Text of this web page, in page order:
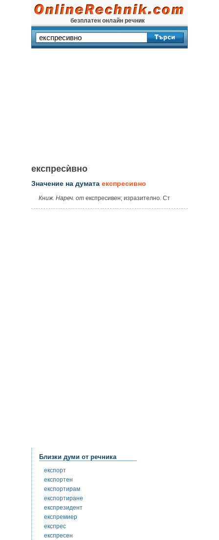
безплатен онлайн речник
експресѝвно
Значение на думата експресивно
Книж. Нареч. от експресивен; изразително. Ст
Близки думи от речника
експорт
експортен
експортирам
експортиране
експрезидент
експремиер
експрес
експресен